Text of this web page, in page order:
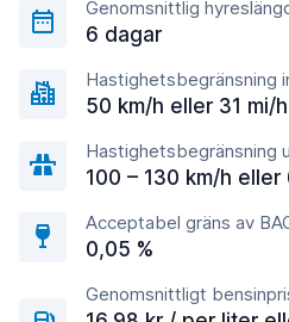
Genomsnittlig
6 dagar
Hastighetsbegränsning
50 km/h eller 31 mi/h
Hastighetsbegränsning
100 – 130 km/h eller
Acceptabel gräns av
0,05 %
Genomsnittligt